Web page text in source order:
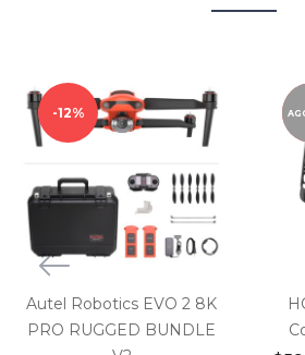
12%
Autel Robotics EVO 2 8K
PRO RUGGED BUNDLE